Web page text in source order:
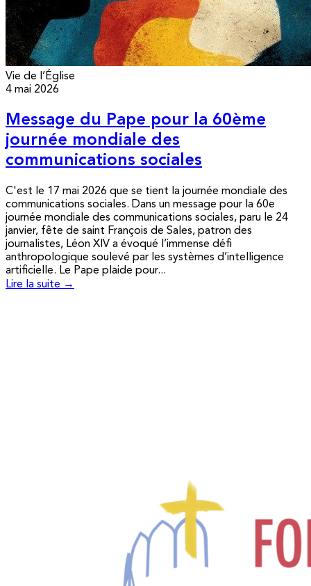
Vie de l’Église
4 mai 2026
Message du Pape pour la 60ème
journée mondiale des
communications sociales
C'est le 17 mai 2026 que se tient la journée mondiale des
communications sociales. Dans un message pour la 60e
journée mondiale des communications sociales, paru le 24
janvier, fête de saint François de Sales, patron des
journalistes, Léon XIV a évoqué l’immense défi
anthropologique soulevé par les systèmes d’intelligence
artificielle. Le Pape plaide pour...
Lire la suite →